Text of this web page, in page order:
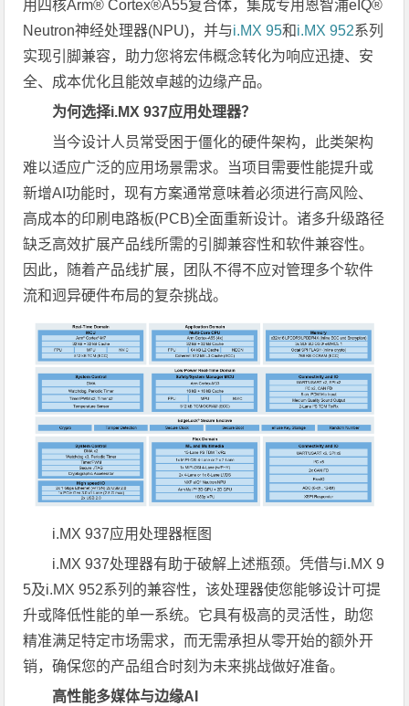
用四核Arm® Cortex®A55复合体，集成专用恩智浦eIQ®
Neutron神经处理器(NPU)，并与i.MX 95和i.MX 952系列
实现引脚兼容，助力您将宏伟概念转化为响应迅捷、安
全、成本优化且能效卓越的边缘产品。
为何选择i.MX 937应用处理器？
当今设计人员常受困于僵化的硬件架构，此类架构
难以适应广泛的应用场景需求。当项目需要性能提升或
新增AI功能时，现有方案通常意味着必须进行高风险、
高成本的印刷电路板(PCB)全面重新设计。诸多升级路径
缺乏高效扩展产品线所需的引脚兼容性和软件兼容性。
因此，随着产品线扩展，团队不得不应对管理多个软件
流和迥异硬件布局的复杂挑战。
i.MX 937应用处理器框图
i.MX 937处理器有助于破解上述瓶颈。凭借与i.MX 9
5及i.MX 952系列的兼容性，该处理器使您能够设计可提
升或降低性能的单一系统。它具有极高的灵活性，助您
精准满足特定市场需求，而无需承担从零开始的额外开
销，确保您的产品组合时刻为未来挑战做好准备。
高性能多媒体与边缘AI